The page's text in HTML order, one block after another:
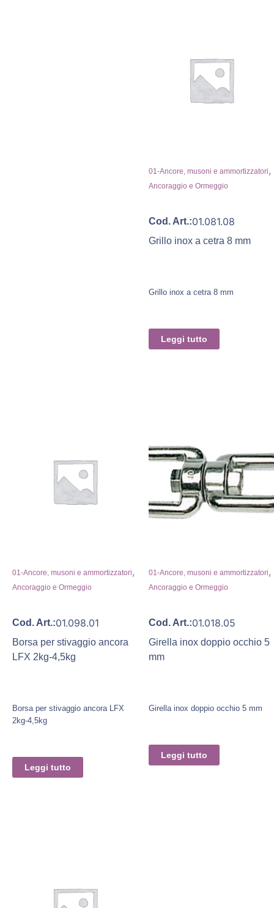
01-Ancore, musoni e ammortizzatori,
Ancoraggio e Ormeggio
Cod. Art.:01.081.08
Grillo inox a cetra 8 mm
Grillo inox a cetra 8 mm
Leggi tutto
01-Ancore, musoni e ammortizzatori,
Ancoraggio e Ormeggio
Cod. Art.:01.098.01
Borsa per stivaggio ancora
LFX 2kg-4,5kg
Borsa per stivaggio ancora LFX
2kg-4,5kg
Leggi tutto
01-Ancore, musoni e ammortizzatori,
Ancoraggio e Ormeggio
Cod. Art.:01.018.05
Girella inox doppio occhio 5
mm
Girella inox doppio occhio 5 mm
Leggi tutto